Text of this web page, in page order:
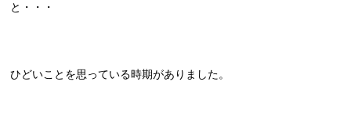
と・・・
ひどいことを思っている時期がありました。